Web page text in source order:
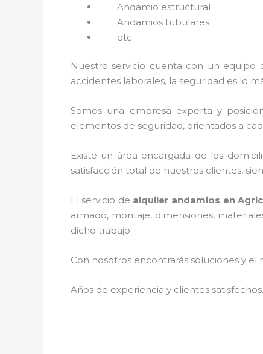
Andamio estructural
Andamios tubulares
etc
Nuestro servicio cuenta con un equipo
accidentes laborales, la seguridad es lo
Somos una empresa experta y
elementos de seguridad, orientados a
Existe un área encargada de los
satisfacción total de nuestros clientes,
El servicio de alquiler andamios en
armado, montaje, dimensiones,
dicho trabajo.
Con nosotros encontrarás soluciones y el
Años de experiencia y clientes satisfechos.